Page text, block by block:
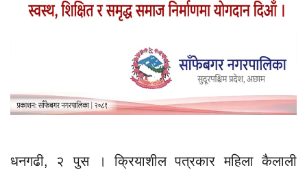
धनगढी, २ पुस । क्रियाशील पत्रकार महिला कैलाली